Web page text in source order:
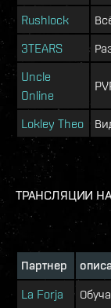
Rushlock
3TEARS
Uncle
Online
Lokley Theo
ТРАНСЛЯЦИИ
Партнер
La Forja